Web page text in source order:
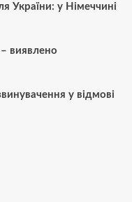
України: у Німеччині
виявлено
у відмові